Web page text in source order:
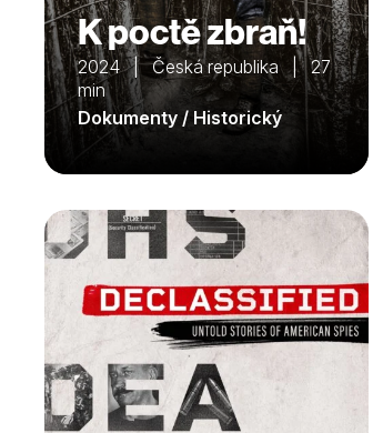
K poctě zbraň!
2024 | Česká republika | 27
min
Dokumenty / Historický